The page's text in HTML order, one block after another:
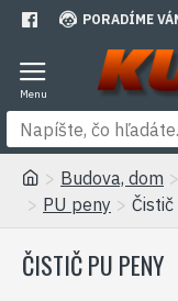
PORADÍME
Budova, dom
PU peny
ČISTIČ PU PENY